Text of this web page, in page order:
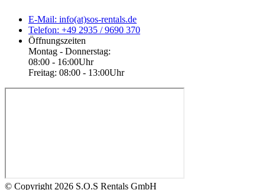
E-Mail: info(at)sos-rentals.de
Telefon: +49 2935 / 9690 370
Öffnungszeiten
Montag - Donnerstag:
08:00 - 16:00Uhr
Freitag: 08:00 - 13:00Uhr
© Copyright 2026 S.O.S Rentals GmbH